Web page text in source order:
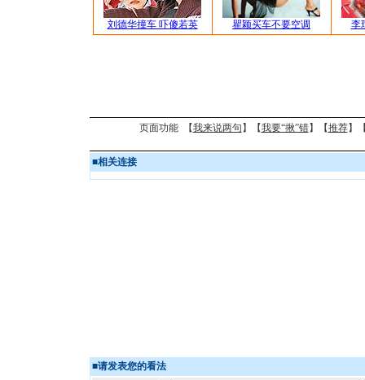
刘德华撞车 吓傻若英 瞿颖买车不要空调 李
页面功能 【我来说两句 】【我要“揪”错】【推荐】
■相关连接
■请发表您的看法